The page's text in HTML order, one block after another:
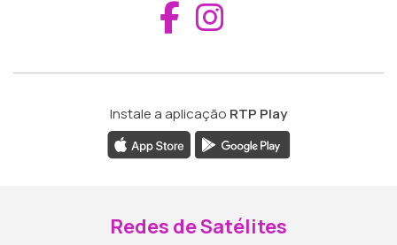
Aceder ao
Instale a aplicação RTP Play
Redes de Satélites